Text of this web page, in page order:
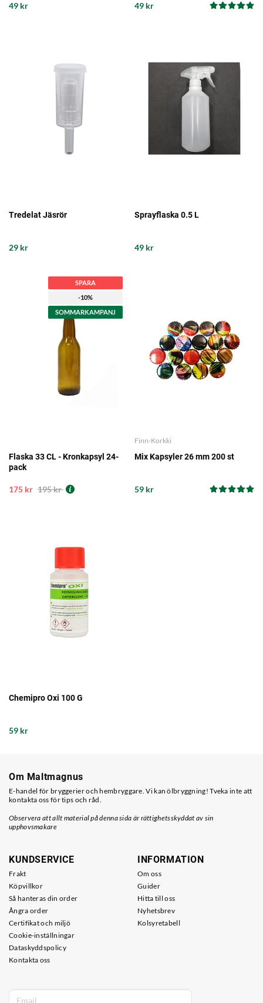
49 kr 49 kr
Tredelat Jäsrör
29 kr
Sprayflaska 0.5 L
49 kr
SPARA
-10%
SOMMARKAMPANJ
Flaska 33 CL - Kronkapsyl 24-
pack
175 kr 195 kr
Finn-Korkki
Mix Kapsyler 26 mm 200 st
59 kr
Chemipro Oxi 100 G
59 kr
Om Maltmagnus
E-handel för bryggerier och hembryggare. Vi kan ölbryggning! Tveka inte att
kontakta oss för tips och råd.
Observera att allt material på denna sida är rättighetsskyddat av sin
upphovsmakare
KUNDSERVICE
Frakt
Köpvillkor
Så hanteras din order
Ångra order
Certifikat och miljö
Cookie-inställningar
Dataskyddspolicy
Kontakta oss
INFORMATION
Om oss
Guider
Hitta till oss
Nyhetsbrev
Kolsyretabell